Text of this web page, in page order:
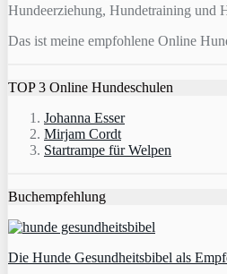
Hundeerziehung, Hundetraining und
Das ist meine empfohlene Online
TOP 3 Online Hundeschulen
Johanna Esser
Mirjam Cordt
Startrampe für Welpen
Buchempfehlung
Die Hunde Gesundheitsbibel als